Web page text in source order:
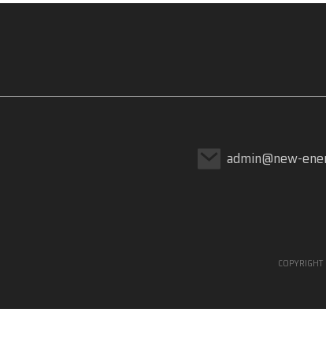
Carro elétrico BYD E2 -
MG5 Scorpio 2022 1.5T
admin@new-